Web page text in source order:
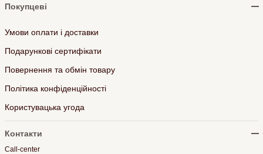
Покупцеві
Умови оплати і доставки
Подарункові сертифікати
Повернення та обмін товару
Політика конфіденційності
Користувацька угода
Контакти
Call-center